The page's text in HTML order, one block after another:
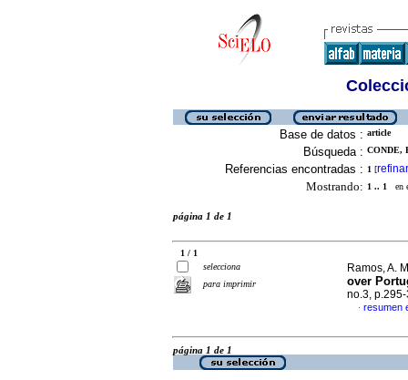
Base de datos : article
Búsqueda : CONDE,
Referencias encontradas : 1 [refinar
Mostrando: 1 .. 1 en
página 1 de 1
1 / 1
selecciona
para imprimir
Ramos, A.
over
no.3,
· resumen
página 1 de 1